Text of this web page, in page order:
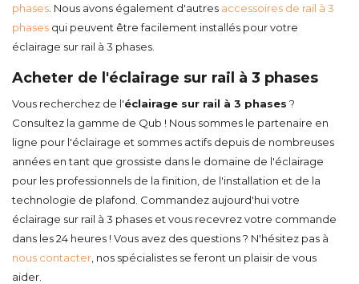
phases . Nous avons également d'autres accessoires de rail à 3
phases qui peuvent être facilement installés pour votre
éclairage sur rail à 3 phases.
Acheter de l'éclairage sur rail à 3 phases
Vous recherchez de l'éclairage sur rail à 3 phases ?
Consultez la gamme de Qub ! Nous sommes le partenaire en
ligne pour l'éclairage et sommes actifs depuis de nombreuses
années en tant que grossiste dans le domaine de l'éclairage
pour les professionnels de la finition, de l'installation et de la
technologie de plafond. Commandez aujourd'hui votre
éclairage sur rail à 3 phases et vous recevrez votre commande
dans les 24 heures ! Vous avez des questions ? N'hésitez pas à
nous contacter , nos spécialistes se feront un plaisir de vous
aider.